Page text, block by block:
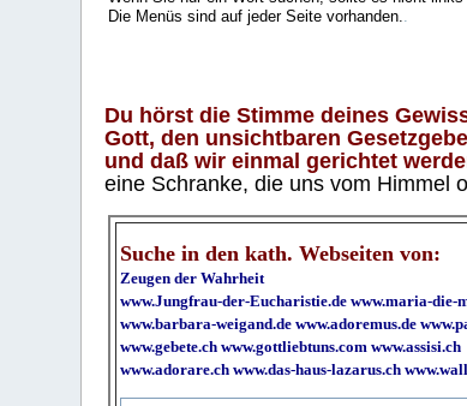
Die Menüs sind auf jeder Seite vorhanden..
Du hörst die Stimme deines
Gott, den unsichtbaren
und daß wir einmal gerichtet
eine Schranke, die uns vom Himmel
Suche in den kath. Webseiten von:
Zeugen der Wahrheit
www.Jungfrau-der-Eucharistie.de www.maria-die-
www.barbara-weigand.de www.adoremus.de
www.gebete.ch www.gottliebtuns.com www.assisi.ch
www.adorare.ch www.das-haus-lazarus.ch